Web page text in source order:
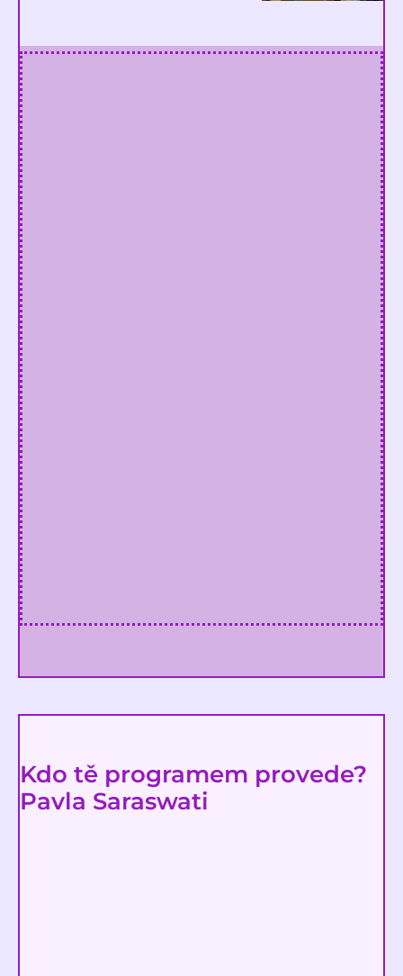
Kdo tě programem provede?
Pavla Saraswati